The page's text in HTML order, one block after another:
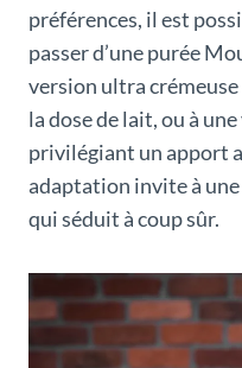
préférences, il est
passer d’une purée
version ultra
la dose de lait, ou à
privilégiant un apport
adaptation invite à
qui séduit à coup sûr.